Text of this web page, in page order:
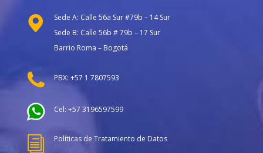
Sede A: Calle 56a Sur #79b – 14 Sur
Sede B: Calle 56b # 79b – 17 Sur
Barrio Roma – Bogotá
PBX: +57 1 7807593
Cel: +57 3196597599
i Políticas de Tratamiento de Datos